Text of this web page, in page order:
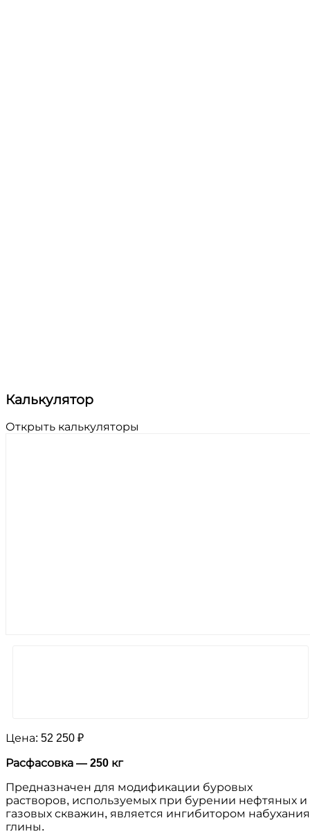
Калькулятор
Открыть калькуляторы
Цена: 52 250 ₽
Расфасовка — 250 кг
Предназначен для модификации буровых
растворов, используемых при бурении нефтяных и
газовых скважин, является ингибитором набухания
глины.